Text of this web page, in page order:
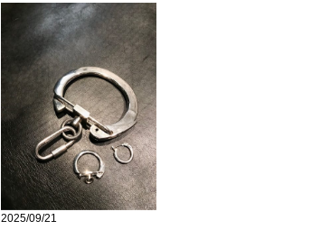
2025/09/21